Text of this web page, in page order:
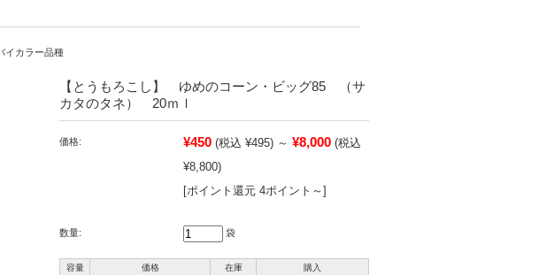
イカラー品種
【とうもろこし】 ゆめのコーン・ビッグ85 （サ
カタのタネ） 20ｍｌ
価格: ¥450 (税込 ¥495) ～ ¥8,000 (税込
¥8,800)
[ポイント還元 4ポイント～]
数量: 袋
容量 価格 在庫 購入